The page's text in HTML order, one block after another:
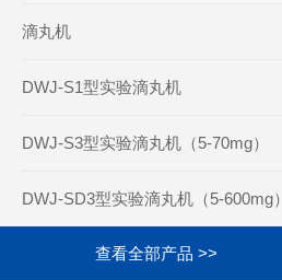
滴丸机
DWJ-S1型实验滴丸机
DWJ-S3型实验滴丸机（5-70mg）
DWJ-SD3型实验滴丸机（5-600mg）
查看全部产品 >>